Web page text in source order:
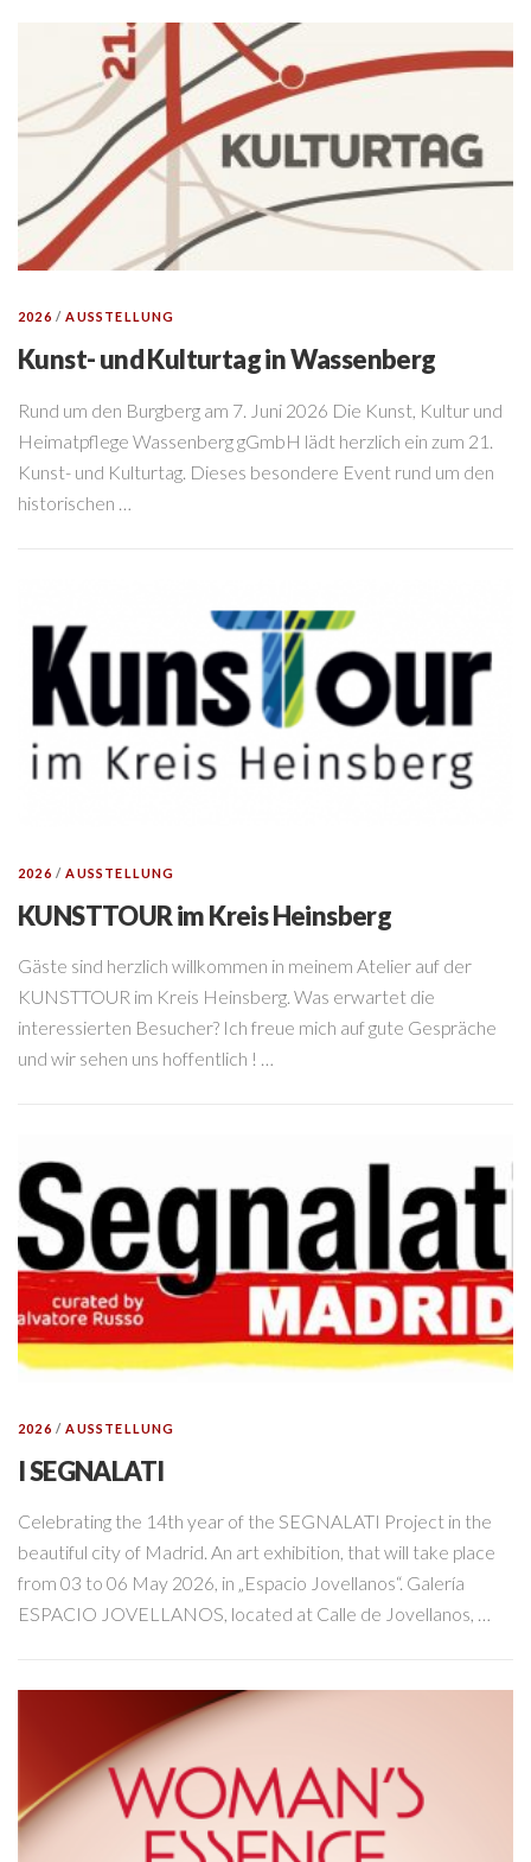
2026 /AUSSTELLUNG
Kunst- und Kulturtag in Wassenberg
Rund um den Burgberg am 7. Juni 2026 Die Kunst, Kultur und
Heimatpflege Wassenberg gGmbH lädt herzlich ein zum 21.
Kunst- und Kulturtag. Dieses besondere Event rund um den
historischen …
2026 / AUSSTELLUNG
KUNSTTOUR im Kreis Heinsberg
Gäste sind herzlich willkommen in meinem Atelier auf der
KUNSTTOUR im Kreis Heinsberg. Was erwartet die
interessierten Besucher? Ich freue mich auf gute Gespräche
und wir sehen uns hoffentlich ! …
2026 /AUSSTELLUNG
I SEGNALATI
Celebrating the 14th year of the SEGNALATI Project in the
beautiful city of Madrid. An art exhibition, that will take place
from 03 to 06 May 2026, in „Espacio Jovellanos“. Galería
ESPACIO JOVELLANOS, located at Calle de Jovellanos, …